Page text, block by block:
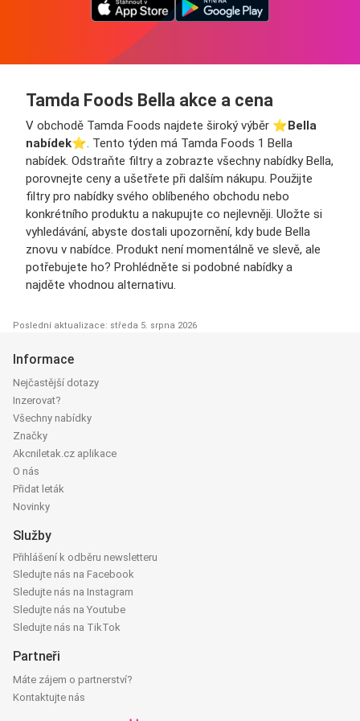
Tamda Foods Bella akce a cena
V obchodě Tamda Foods najdete široký výběr ⭐️Bella
nabídek⭐️. Tento týden má Tamda Foods 1 Bella
nabídek. Odstraňte filtry a zobrazte všechny nabídky Bella,
porovnejte ceny a ušetřete při dalším nákupu. Použijte
filtry pro nabídky svého oblíbeného obchodu nebo
konkrétního produktu a nakupujte co nejlevněji. Uložte si
vyhledávání, abyste dostali upozornění, kdy bude Bella
znovu v nabídce. Produkt není momentálně ve slevě, ale
potřebujete ho? Prohlédněte si podobné nabídky a
najděte vhodnou alternativu.
Poslední aktualizace: středa 5. srpna 2026
Informace
Nejčastější dotazy
Inzerovat?
Všechny nabídky
Značky
Akcniletak.cz aplikace
O nás
Přidat leták
Novinky
Služby
Přihlášení k odběru newsletteru
Sledujte nás na Facebook
Sledujte nás na Instagram
Sledujte nás na Youtube
Sledujte nás na TikTok
Partneři
Máte zájem o partnerství?
Kontaktujte nás